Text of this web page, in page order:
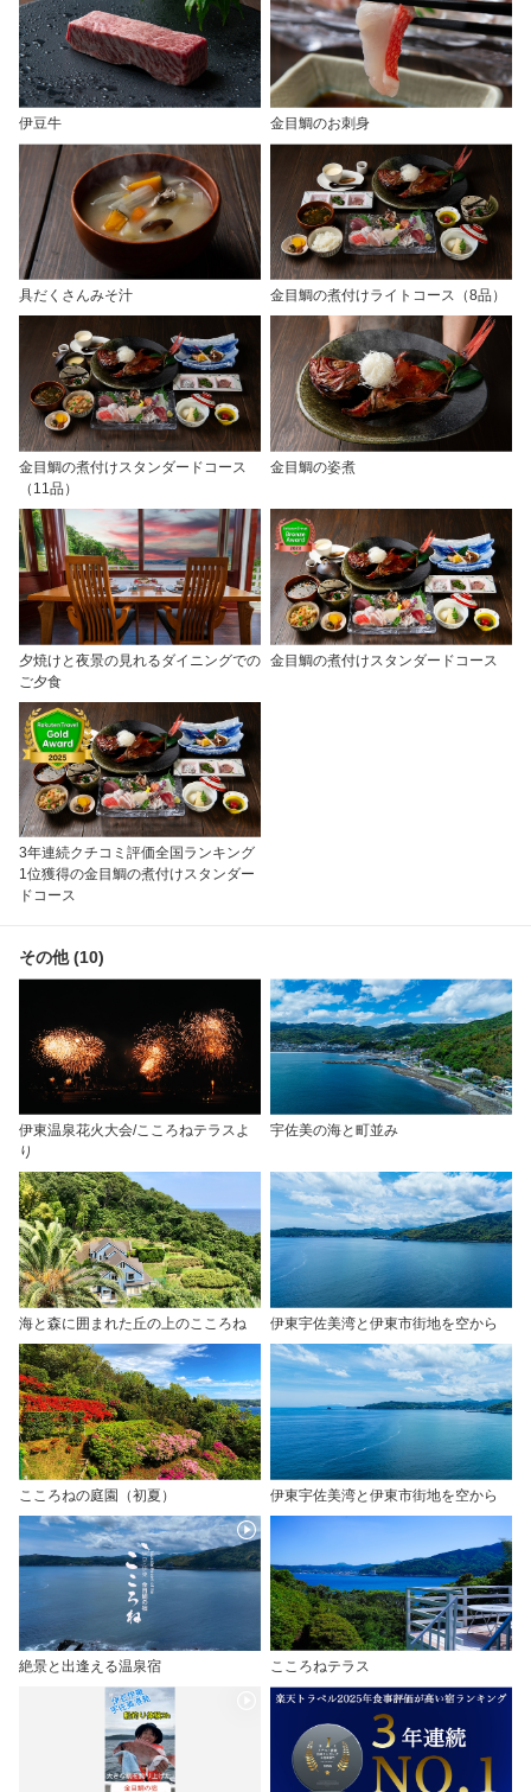
伊豆牛 金目鯛のお刺身
具だくさんみそ汁 金目鯛の煮付けライトコース（8品）
金目鯛の煮付けスタンダードコース
（11品）
金目鯛の姿煮
夕焼けと夜景の見れるダイニングでの
ご夕食
金目鯛の煮付けスタンダードコース
3年連続クチコミ評価全国ランキング
1位獲得の金目鯛の煮付けスタンダー
ドコース
その他 (10)
伊東温泉花火大会/こころねテラスよ
り
宇佐美の海と町並み
海と森に囲まれた丘の上のこころね 伊東宇佐美湾と伊東市街地を空から
こころねの庭園（初夏） 伊東宇佐美湾と伊東市街地を空から
絶景と出逢える温泉宿 こころねテラス